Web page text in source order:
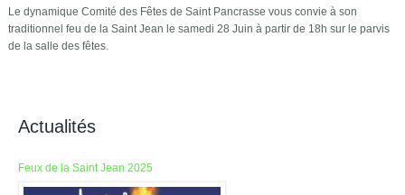
Le dynamique Comité des Fêtes de Saint Pancrasse vous convie à son
traditionnel feu de la Saint Jean le samedi 28 Juin à partir de 18h sur le parvis
de la salle des fêtes.
Actualités
Feux de la Saint Jean 2025